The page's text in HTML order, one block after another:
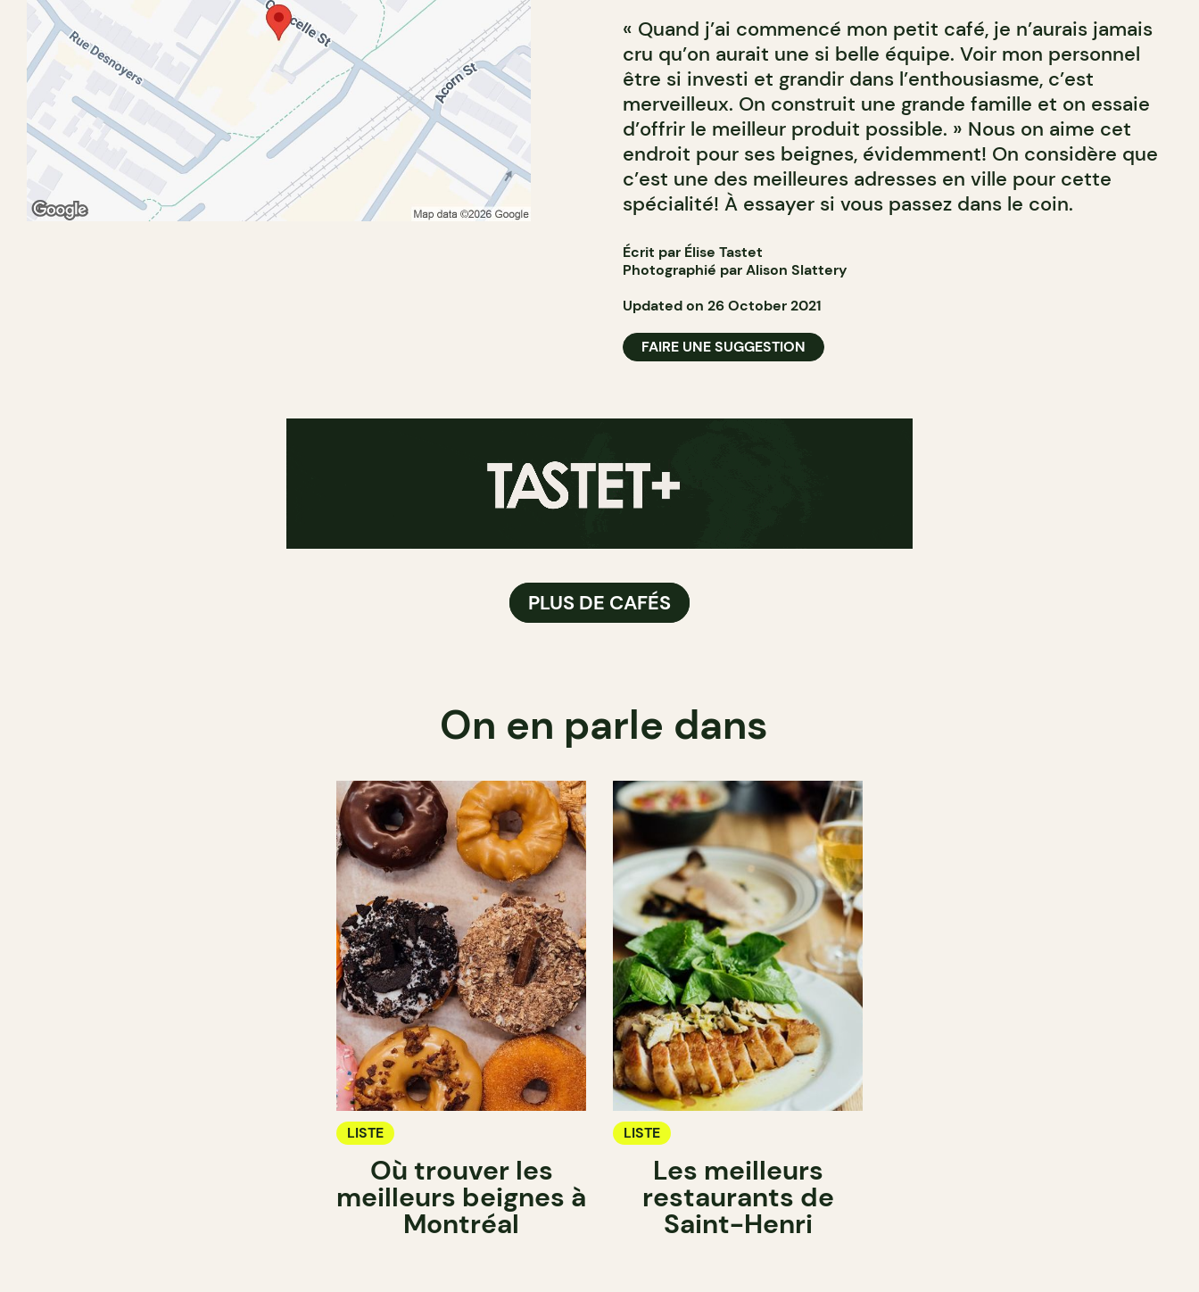
« Quand j’ai commencé mon petit café, je n’aurais jamais
cru qu’on aurait une si belle équipe. Voir mon personnel
être si investi et grandir dans l’enthousiasme, c’est
merveilleux. On construit une grande famille et on essaie
d’offrir le meilleur produit possible. » Nous on aime cet
endroit pour ses beignes, évidemment! On considère que
c’est une des meilleures adresses en ville pour cette
spécialité! À essayer si vous passez dans le coin.
Écrit par Élise Tastet
Photographié par Alison Slattery
Updated on 26 October 2021
FAIRE UNE SUGGESTION
PLUS DE CAFÉS
On en parle dans
LISTE
Où trouver les
meilleurs beignes à
Montréal
LISTE
Les meilleurs
restaurants de
Saint-Henri